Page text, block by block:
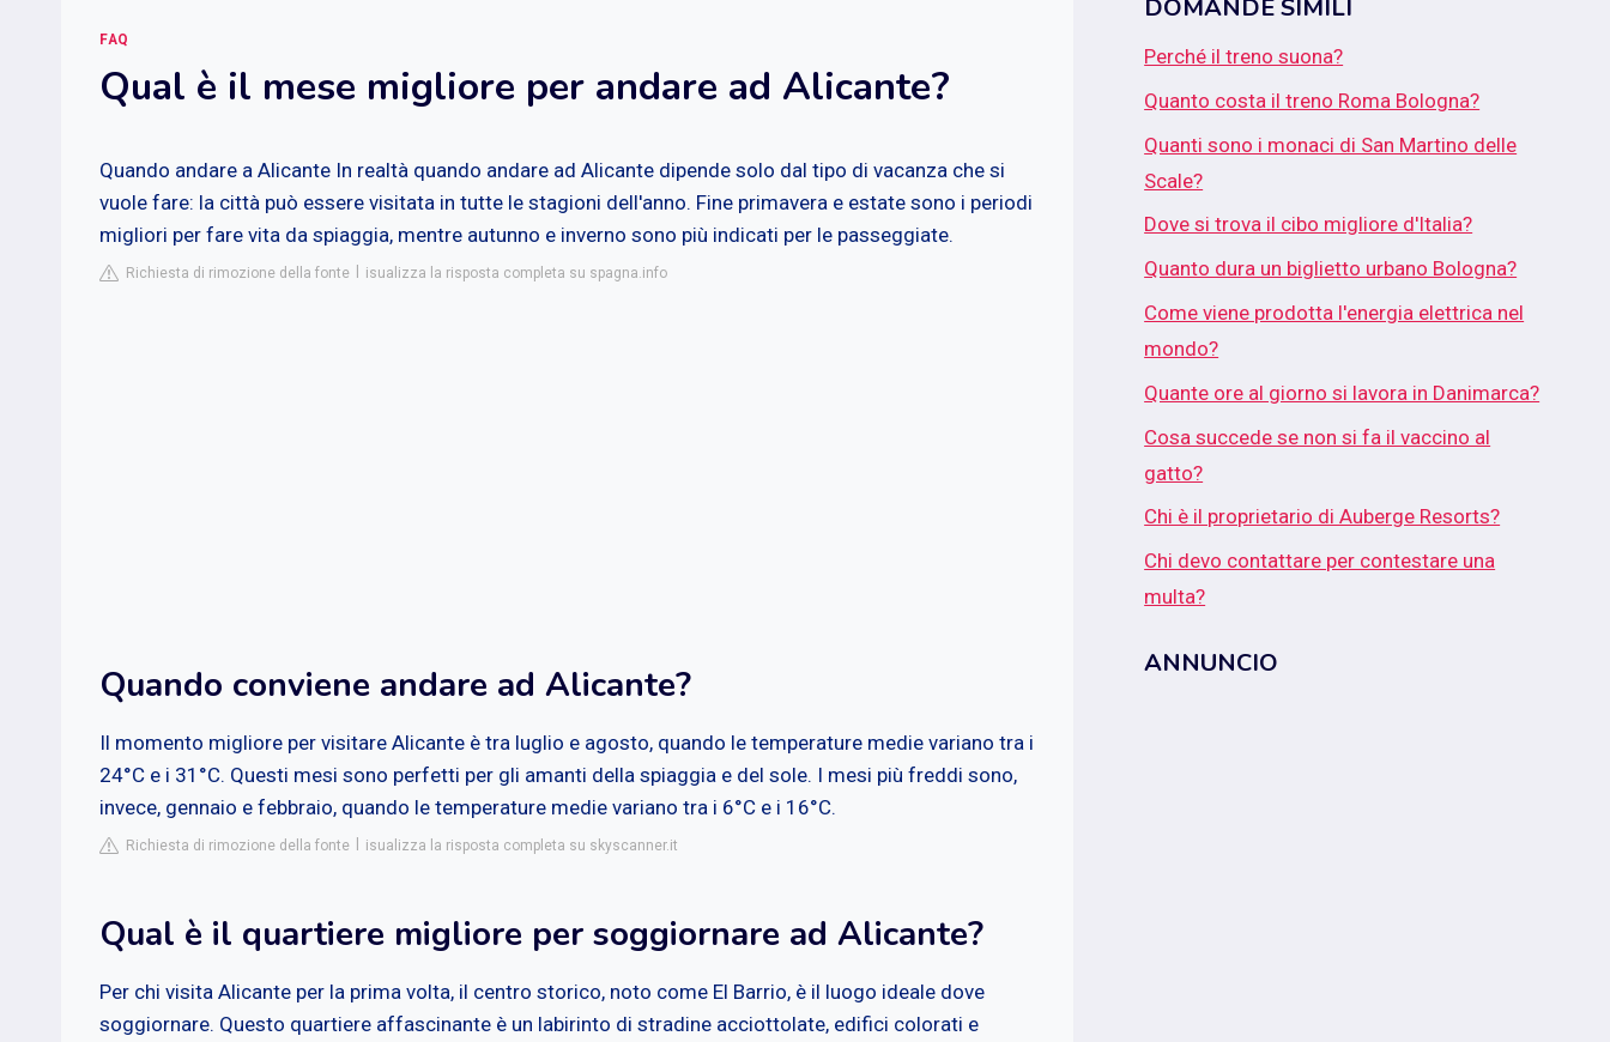
FAQ
Qual è il mese migliore per andare ad Alicante?
Quando andare a Alicante In realtà quando andare ad Alicante dipende solo dal tipo di vacanza che si
vuole fare: la città può essere visitata in tutte le stagioni dell'anno. Fine primavera e estate sono i periodi
migliori per fare vita da spiaggia, mentre autunno e inverno sono più indicati per le passeggiate.
Richiesta di rimozione della fonte isualizza la risposta completa su spagna.info
Quando conviene andare ad Alicante?
Il momento migliore per visitare Alicante è tra luglio e agosto, quando le temperature medie variano tra i
24°C e i 31°C. Questi mesi sono perfetti per gli amanti della spiaggia e del sole. I mesi più freddi sono,
invece, gennaio e febbraio, quando le temperature medie variano tra i 6°C e i 16°C.
Richiesta di rimozione della fonte isualizza la risposta completa su skyscanner.it
Qual è il quartiere migliore per soggiornare ad Alicante?
Per chi visita Alicante per la prima volta, il centro storico, noto come El Barrio, è il luogo ideale dove
soggiornare. Questo quartiere affascinante è un labirinto di stradine acciottolate, edifici colorati e
DOMANDE SIMILI
Perché il treno suona?
Quanto costa il treno Roma Bologna?
Quanti sono i monaci di San Martino delle
Scale?
Dove si trova il cibo migliore d'Italia?
Quanto dura un biglietto urbano Bologna?
Come viene prodotta l'energia elettrica nel
mondo?
Quante ore al giorno si lavora in Danimarca?
Cosa succede se non si fa il vaccino al
gatto?
Chi è il proprietario di Auberge Resorts?
Chi devo contattare per contestare una
multa?
ANNUNCIO